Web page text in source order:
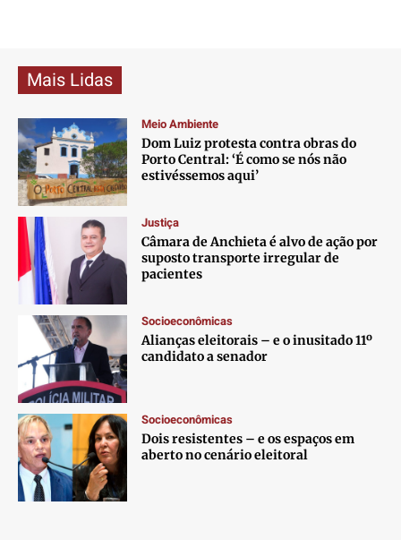
Mais Lidas
Meio Ambiente
Dom Luiz protesta contra obras do
Porto Central: ‘É como se nós não
estivéssemos aqui’
Justiça
Câmara de Anchieta é alvo de ação por
suposto transporte irregular de
pacientes
Socioeconômicas
Alianças eleitorais – e o inusitado 11º
candidato a senador
Socioeconômicas
Dois resistentes – e os espaços em
aberto no cenário eleitoral